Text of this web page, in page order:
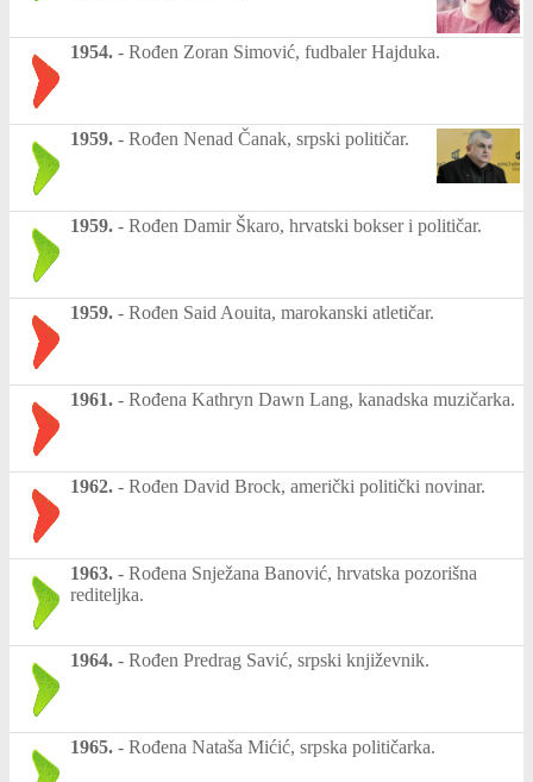
1954. - Rođen Zoran Simović, fudbaler Hajduka.
1959. - Rođen Nenad Čanak, srpski političar.
1959. - Rođen Damir Škaro, hrvatski bokser i političar.
1959. - Rođen Said Aouita, marokanski atletičar.
1961. - Rođena Kathryn Dawn Lang, kanadska muzičarka.
1962. - Rođen David Brock, američki politički novinar.
1963. - Rođena Snježana Banović, hrvatska pozorišna
rediteljka.
1964. - Rođen Predrag Savić, srpski književnik.
1965. - Rođena Nataša Mićić, srpska političarka.